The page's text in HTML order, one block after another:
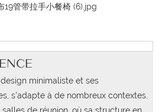
minimaliste et ses
s'adapte à de nombreux contextes.